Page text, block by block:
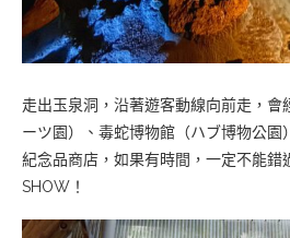
走出玉泉洞，沿著遊客動線向前走，會
ーツ園）、毒蛇博物館（ハブ博物公園
紀念品商店，如果有時間，一定不能錯
SHOW！